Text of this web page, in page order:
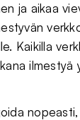
ja aikaa
Kaikilla
ilmestyä